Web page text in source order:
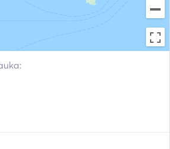
cost and always with prior